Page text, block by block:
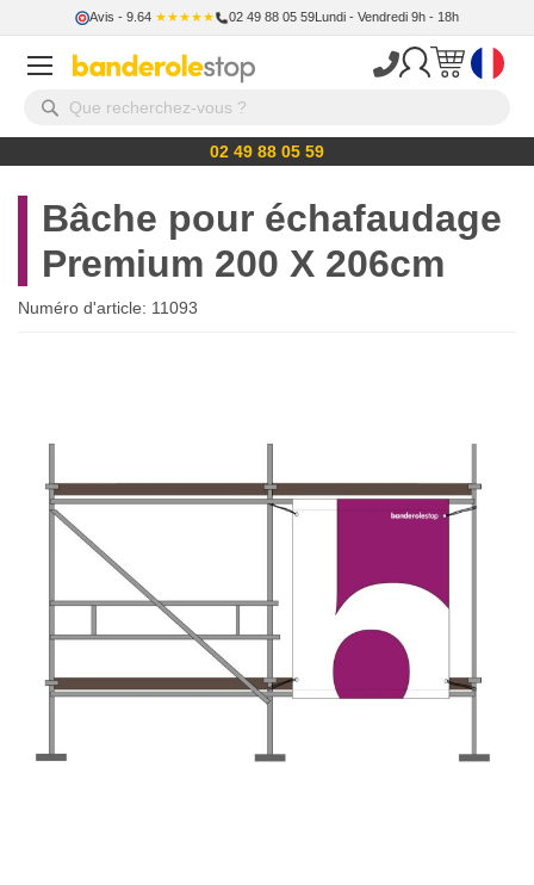
Avis - 9.64 ★★★★★ 02 49 88 05 59Lundi - Vendredi 9h - 18h
02 49 88 05 59
Bâche pour échafaudage
Premium 200 X 206cm
Numéro d'article: 11093
images
gallery